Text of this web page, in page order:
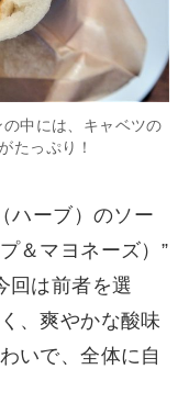
中には、キャベツの
たっぷり！
ハーブ）のソー
＆マヨネーズ）”
回は前者を選
、爽やかな酸味
いで、全体に自